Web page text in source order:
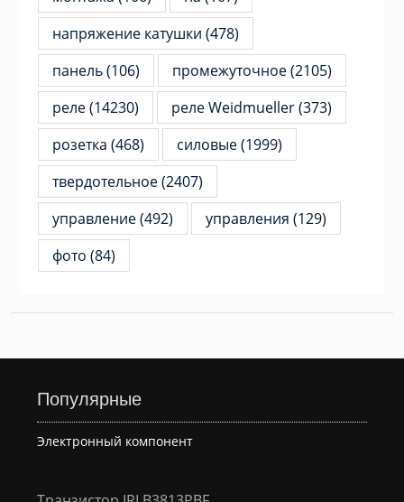
напряжение катушки (478)
панель(106) промежуточное(2105)
реле(14230) реле Weidmueller(373)
розетка (468) силовые(1999)
твердотельное(2407)
управление(492) управления (129)
фото (84)
Популярные
Электронный компонент